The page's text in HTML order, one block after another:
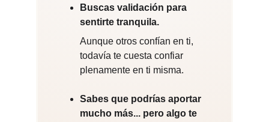
Buscas validación para
sentirte tranquila.
Aunque otros confían en ti,
todavía te cuesta confiar
plenamente en ti misma.
Sabes que podrías aportar
mucho más... pero algo te